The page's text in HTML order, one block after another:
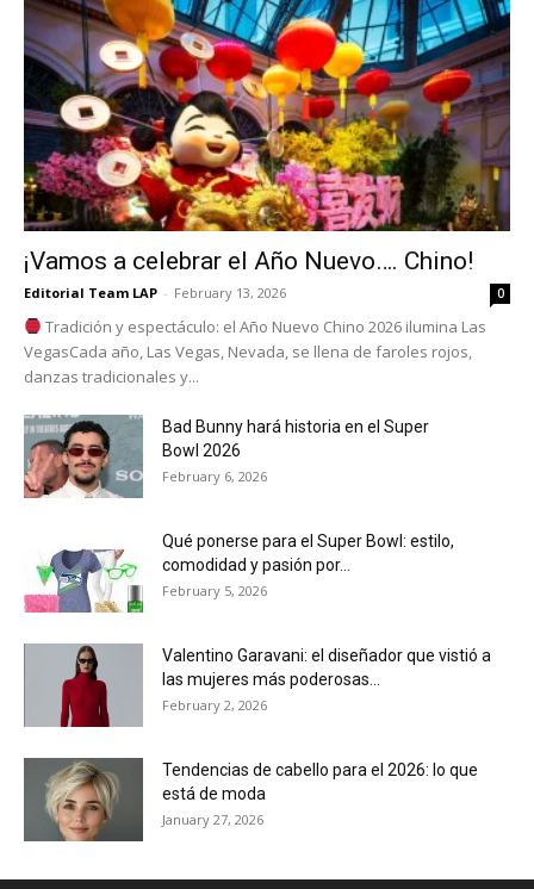
¡Vamos a celebrar el Año Nuevo…. Chino!
Editorial Team LAP - February 13, 2026 0
Tradición y espectáculo: el Año Nuevo Chino 2026 ilumina Las
VegasCada año, Las Vegas, Nevada, se llena de faroles rojos,
danzas tradicionales y...
Bad Bunny hará historia en el Super
Bowl 2026
February 6, 2026
Qué ponerse para el Super Bowl: estilo,
comodidad y pasión por...
February 5, 2026
Valentino Garavani: el diseñador que vistió a
las mujeres más poderosas...
February 2, 2026
Tendencias de cabello para el 2026: lo que
está de moda
January 27, 2026